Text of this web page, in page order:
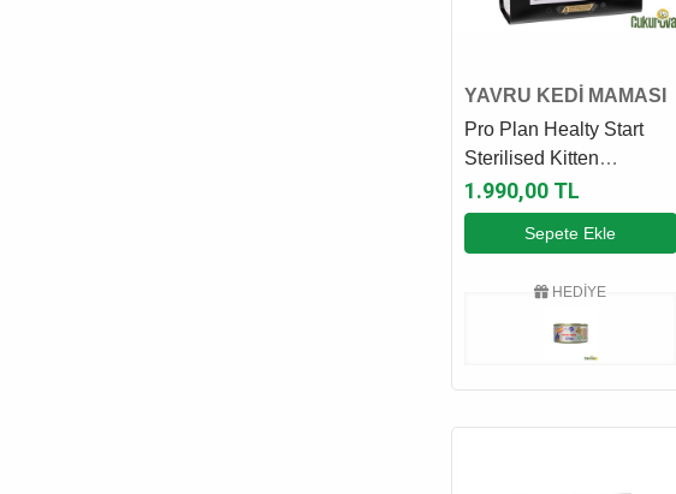
YAVRU KEDİ MAMASI
Pro Plan Healty Start
Sterilised Kitten
Somonlu Kısırlaştırılmış
Yavru Kedi Maması 3 Kg
1.990,00 TL
Sepete Ekle
HEDİYE